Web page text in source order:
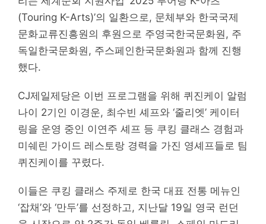
(Touring K-Arts)’의 일환으로, 문체부와 한국국제
문화교류진흥원의 후원으로 주영국한국문화원, 주
독일한국문화원, 주스페인한국문화원과 함께 진행
했다.
CJ제일제당은 이번 프로그램을 위해 퀴진케이 알럼
나이 2기인 이경운, 최수빈 셰프와 ‘줄리엣’ 케이터
링을 운영 중인 이연주 셰프 등 쿠킹 클래스 경험과
미쉐린 가이드 레스토랑 경력을 가진 영셰프들로 팀
퀴진케이를 꾸렸다.
이들은 쿠킹 클래스 주제로 한국 대표 전통 메뉴인
‘잡채’와 ‘만두’를 선정하고, 지난달 19일 영국 런던